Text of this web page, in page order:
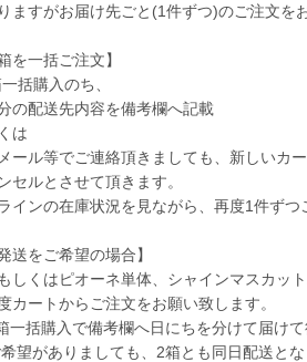
ますがお届け先ごと(1件ずつ)のご注文を
を一括ご注文】
括購入のち、
の配送先内容を備考欄へ記載
は
ール等でご連絡頂きましても、新しいカー
セルとさせて頂きます。
インの在庫状況を見ながら、再度1件ずつ
送をご希望の場合】
しくはピオーネ単体、シャインマスカッ
カートからご注文をお願い致します。
一括購入で備考欄へ日にちを分けて届けて
がありましても、2箱とも同日配送とな